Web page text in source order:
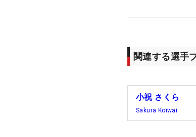
関連する選手
小祝 さくら
Sakura Koiwai